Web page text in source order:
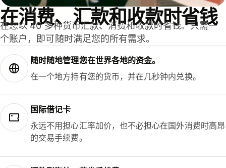
在消费、汇款和收款时省钱
在您以 40 多种货币汇款、消费和收款时省钱。只需一
个账户，即可随时满足您的所有需求。
随时随地管理您在世界各地的资金。
在一个地方持有您的货币，并在几秒钟内兑换。
国际借记卡
永远不用担心汇率加价，也不必担心在国外消费时高昂
的交易手续费。